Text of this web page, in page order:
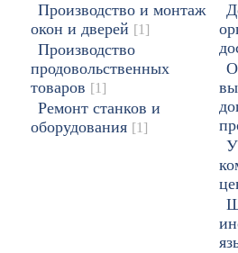
Производство и монтаж
окон и дверей [1]
Производство
продовольственных
товаров [1]
Ремонт станков и
оборудования [1]